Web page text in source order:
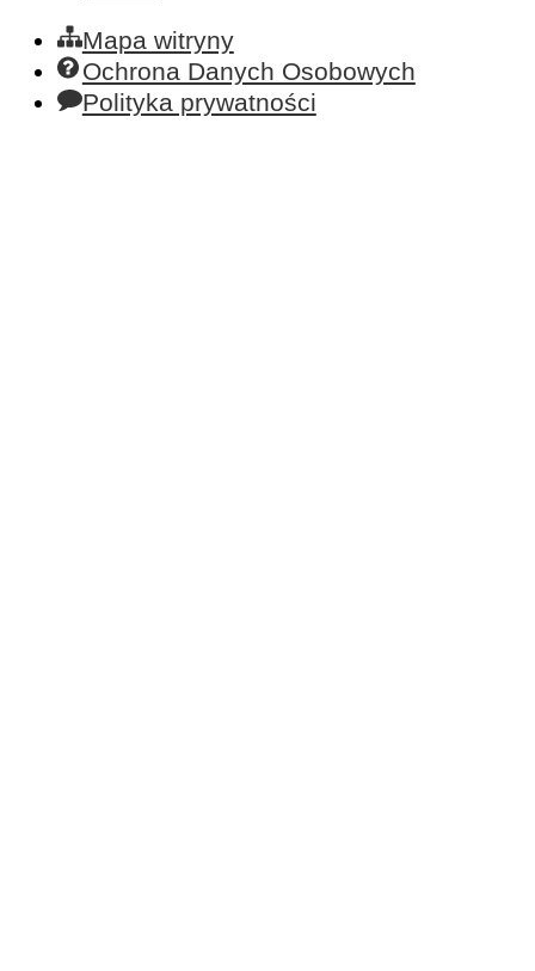
Mapa witryny
Ochrona Danych Osobowych
Polityka prywatności